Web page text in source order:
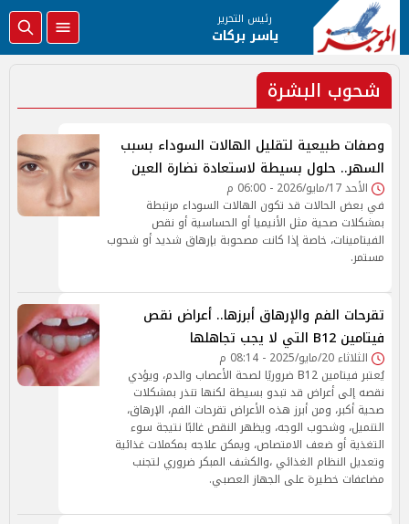
رئيس التحرير
ياسر بركات
شحوب البشرة
وصفات طبيعية لتقليل الهالات السوداء بسبب
السهر.. حلول بسيطة لاستعادة نضارة العين
الأحد 17/مايو/2026 - 06:00 م
في بعض الحالات قد تكون الهالات السوداء مرتبطة
بمشكلات صحية مثل الأنيميا أو الحساسية أو نقص
الفيتامينات، خاصة إذا كانت مصحوبة بإرهاق شديد أو شحوب
مستمر.
تقرحات الفم والإرهاق أبرزها.. أعراض نقص
فيتامين B12 التي لا يجب تجاهلها
الثلاثاء 20/مايو/2025 - 08:14 م
يُعتبر فيتامين B12 ضروريًا لصحة الأعصاب والدم، ويؤدي
نقصه إلى أعراض قد تبدو بسيطة لكنها تنذر بمشكلات
صحية أكبر، ومن أبرز هذه الأعراض تقرحات الفم، الإرهاق،
التنميل، وشحوب الوجه، ويظهر النقص غالبًا نتيجة سوء
التغذية أو ضعف الامتصاص، ويمكن علاجه بمكملات غذائية
وتعديل النظام الغذائي ،والكشف المبكر ضروري لتجنب
مضاعفات خطيرة على الجهاز العصبي.